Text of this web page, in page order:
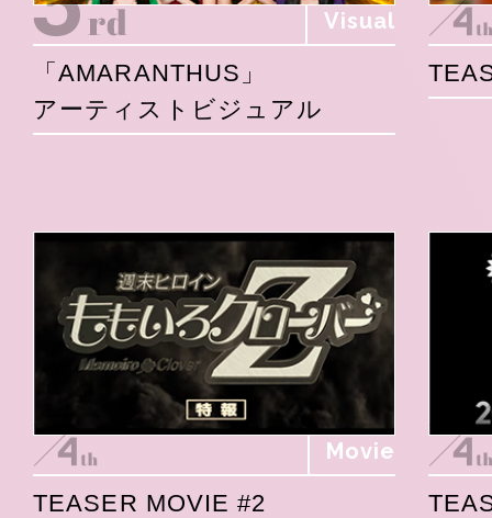
Visual
「AMARANTHUS」
アーティストビジュアル
Movie
TEASER MOVIE #2